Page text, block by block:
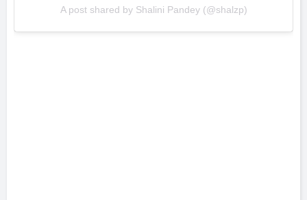
A post shared by Shalini Pandey (@shalzp)